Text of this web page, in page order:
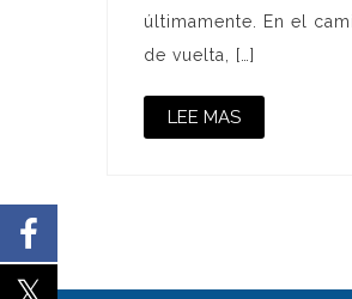
últimamente. En el
de vuelta, […]
LEE MAS